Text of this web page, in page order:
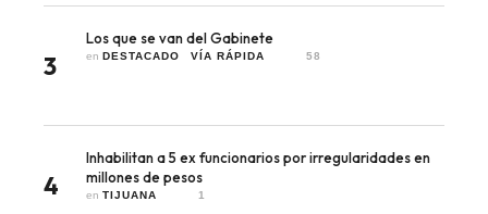
3
Los que se van del Gabinete
en DESTACADO VÍA RÁPIDA 58
4
Inhabilitan a 5 ex funcionarios por irregularidades en
millones de pesos
en TIJUANA 1